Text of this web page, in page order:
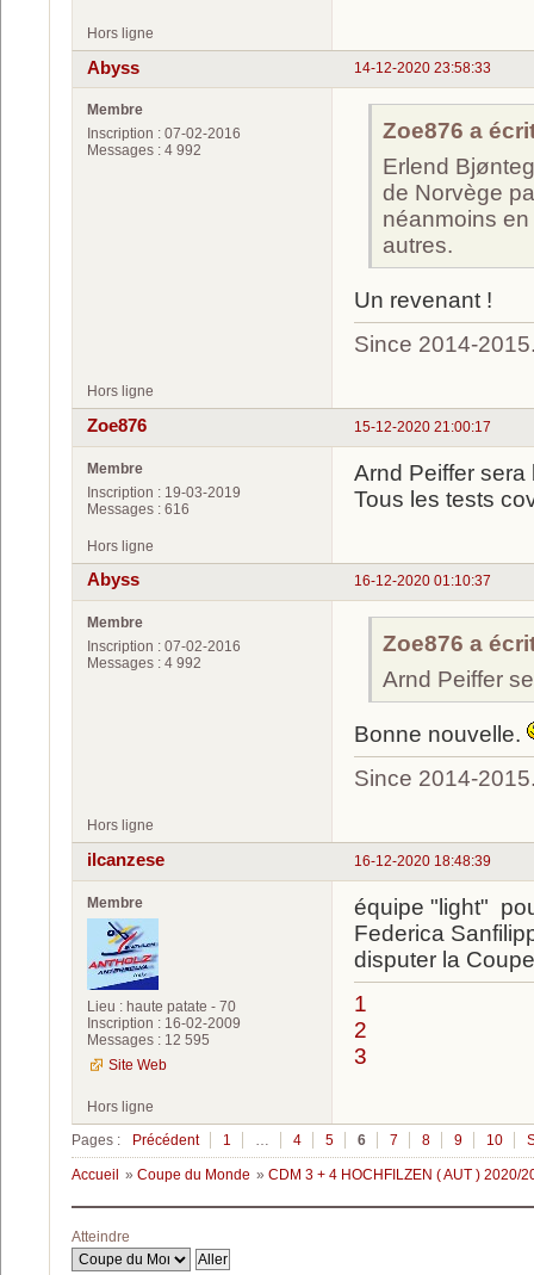
Hors ligne
14-12-2020 23:58:33
Abyss
Membre
Inscription : 07-02-2016
Messages : 4 992
Zoe876 a
Erlend
de Norvège
néanmoins
autres.
Un revenant !
Since 2014-
Hors ligne
15-12-2020 21:00:17
Zoe876
Membre
Inscription : 19-03-2019
Messages : 616
Arnd Peiffer
Tous les tests
Hors ligne
16-12-2020 01:10:37
Abyss
Membre
Inscription : 07-02-2016
Messages : 4 992
Zoe876 a
Arnd Peiffer
Bonne nouvelle.
Since 2014-
Hors ligne
16-12-2020 18:48:39
ilcanzese
Membre
Lieu : haute patate - 70
Inscription : 16-02-2009
Messages : 12 595
Site Web
équipe "light"
Federica
disputer la
1
2
3
Hors ligne
Pages :
Précédent 1 4 5 6 7 8 9 10
Accueil » Coupe du Monde » CDM 3 + 4 HOCHFILZEN ( AUT ) 2020/
Atteindre